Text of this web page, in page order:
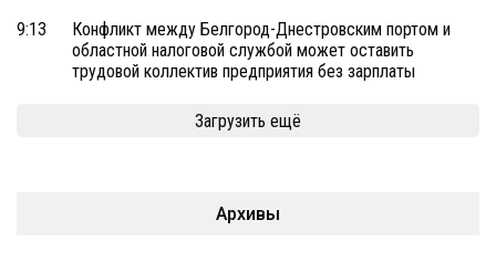
9:13
Конфликт между Белгород-Днестровским портом и
областной налоговой службой может оставить
трудовой коллектив предприятия без зарплаты
Загрузить ещё
Архивы